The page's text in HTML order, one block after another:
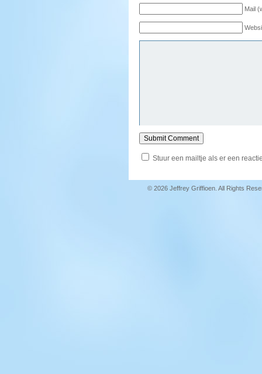
Mail
Stuur een mailtje als er een
© 2026 Jeffrey Griffioen. All Rights